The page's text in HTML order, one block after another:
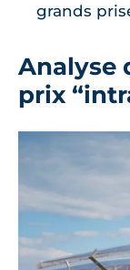
grands
Analyse
prix